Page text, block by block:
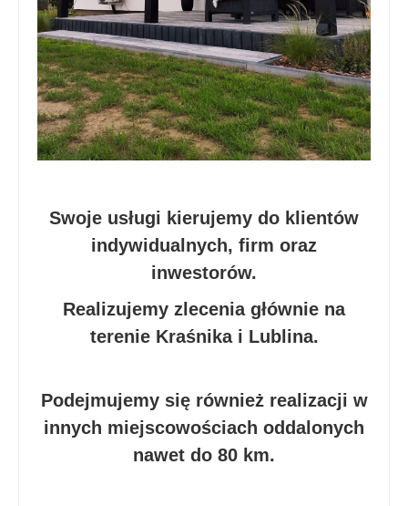
Swoje usługi kierujemy do klientów
indywidualnych, firm oraz
inwestorów.
Realizujemy zlecenia głównie na
terenie Kraśnika i Lublina.
Podejmujemy się również realizacji w
innych miejscowościach oddalonych
nawet do 80 km.